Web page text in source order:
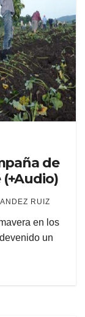
de
RUIZ
en los
un